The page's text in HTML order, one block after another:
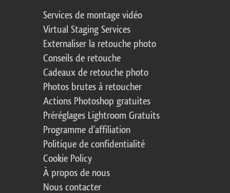
Services de montage vidéo
Virtual Staging Services
Externaliser la retouche photo
Conseils de retouche
Cadeaux de retouche photo
Photos brutes à retoucher
Actions Photoshop gratuites
Préréglages Lightroom Gratuits
Programme d'affiliation
Politique de confidentialité
Cookie Policy
À propos de nous
Nous contacter